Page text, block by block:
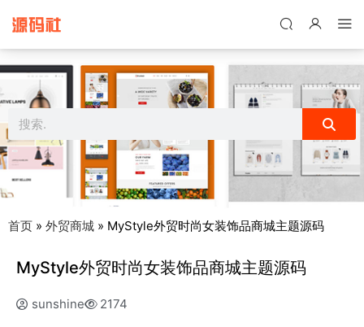
首页 » 外贸商城 » MyStyle外贸时尚女装饰品商城主题源码
MyStyle外贸时尚女装饰品商城主题源码
sunshine 2174